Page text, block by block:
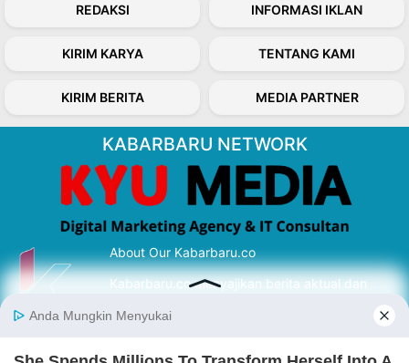
REDAKSI INFORMASI IKLAN
KIRIM KARYA TENTANG KAMI
KIRIM BERITA MEDIA PARTNER
KABARBARU NETWORK
About Our Kabarbaru.co
Kabarbaru.co menyajikan berita aktual dan
serta terverifikasi dari sumber yang tepat.